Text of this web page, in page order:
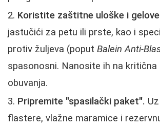
Koristite zaštitne uloške i
jastučići za petu ili prste, kao i
protiv žuljeva (poput Balein Anti-
spasonosni. Nanosite ih na kritična
obuvanja.
Pripremite "spasilački paket".
flastere, vlažne maramice i